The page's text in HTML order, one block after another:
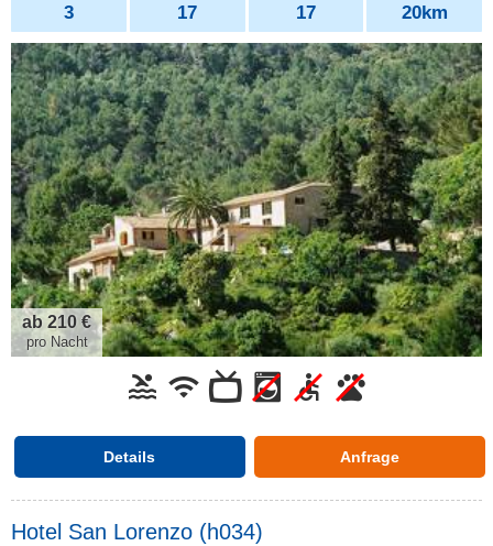
3 17 17 20km
ab 210 €
pro Nacht
Details Anfrage
Hotel San Lorenzo (h034)